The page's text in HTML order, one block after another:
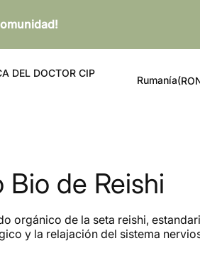
DEL DOCTOR CIP
Rumanía
Bio de Reishi
orgánico de la seta reishi,
y la relajación del sistema